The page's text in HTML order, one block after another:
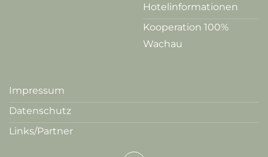
Hotelinformationen
Kooperation 100%
Wachau
Impressum
Datenschutz
Links/Partner